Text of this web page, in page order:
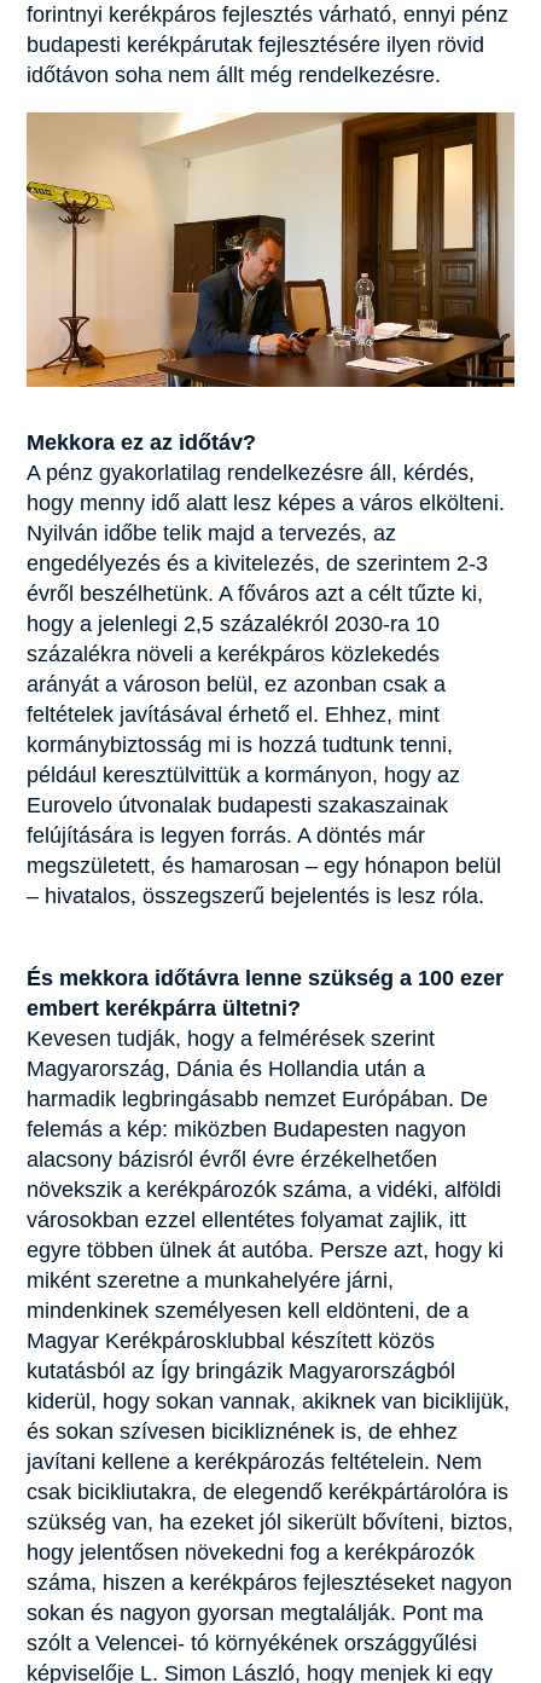
forintnyi kerékpáros fejlesztés várható, ennyi pénz
budapesti kerékpárutak fejlesztésére ilyen rövid
időtávon soha nem állt még rendelkezésre.
Mekkora ez az időtáv?
A pénz gyakorlatilag rendelkezésre áll, kérdés,
hogy menny idő alatt lesz képes a város elkölteni.
Nyilván időbe telik majd a tervezés, az
engedélyezés és a kivitelezés, de szerintem 2-3
évről beszélhetünk. A főváros azt a célt tűzte ki,
hogy a jelenlegi 2,5 százalékról 2030-ra 10
százalékra növeli a kerékpáros közlekedés
arányát a városon belül, ez azonban csak a
feltételek javításával érhető el. Ehhez, mint
kormánybiztosság mi is hozzá tudtunk tenni,
például keresztülvittük a kormányon, hogy az
Eurovelo útvonalak budapesti szakaszainak
felújítására is legyen forrás. A döntés már
megszületett, és hamarosan – egy hónapon belül
– hivatalos, összegszerű bejelentés is lesz róla.
És mekkora időtávra lenne szükség a 100 ezer
embert kerékpárra ültetni?
Kevesen tudják, hogy a felmérések szerint
Magyarország, Dánia és Hollandia után a
harmadik legbringásabb nemzet Európában. De
felemás a kép: miközben Budapesten nagyon
alacsony bázisról évről évre érzékelhetően
növekszik a kerékpározók száma, a vidéki, alföldi
városokban ezzel ellentétes folyamat zajlik, itt
egyre többen ülnek át autóba. Persze azt, hogy ki
miként szeretne a munkahelyére járni,
mindenkinek személyesen kell eldönteni, de a
Magyar Kerékpárosklubbal készített közös
kutatásból az Így bringázik Magyarországból
kiderül, hogy sokan vannak, akiknek van biciklijük,
és sokan szívesen bicikliznének is, de ehhez
javítani kellene a kerékpározás feltételein. Nem
csak bicikliutakra, de elegendő kerékpártárolóra is
szükség van, ha ezeket jól sikerült bővíteni, biztos,
hogy jelentősen növekedni fog a kerékpározók
száma, hiszen a kerékpáros fejlesztéseket nagyon
sokan és nagyon gyorsan megtalálják. Pont ma
szólt a Velencei- tó környékének országgyűlési
képviselője L. Simon László, hogy menjek ki egy